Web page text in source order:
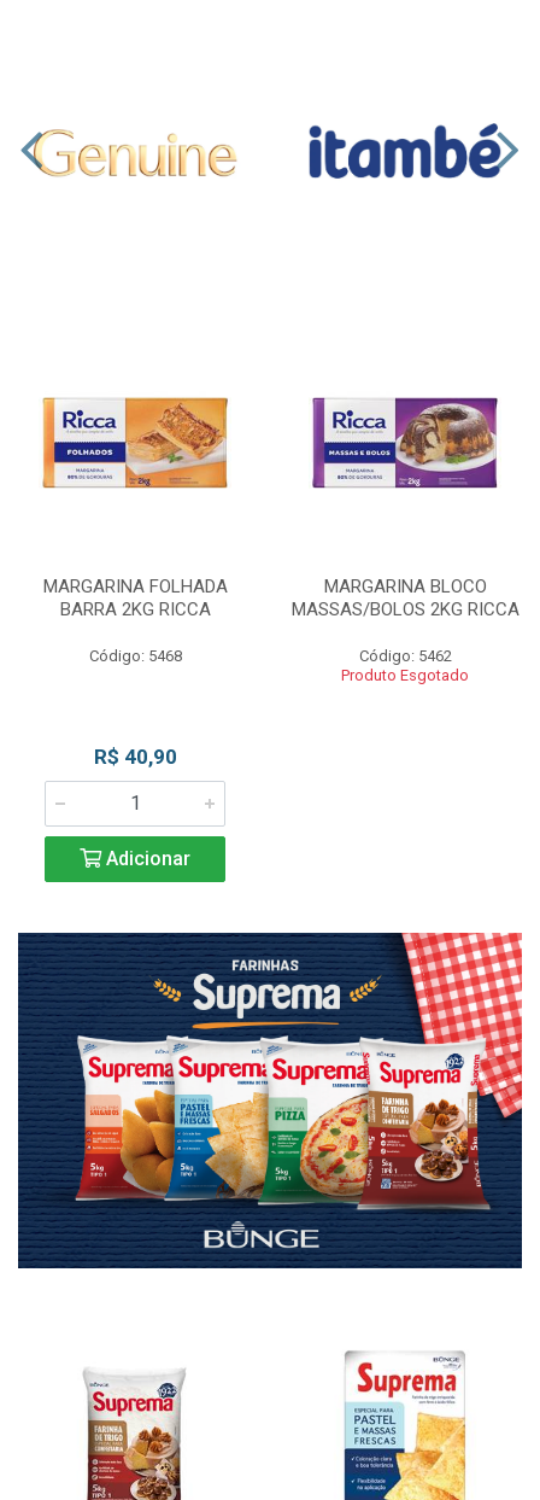
MARGARINA FOLHADA
BARRA 2KG RICCA
Código: 5468
R$ 40,90
Adicionar
MARGARINA BLOCO
MASSAS/BOLOS 2KG RICCA
Código: 5462
Produto Esgotado